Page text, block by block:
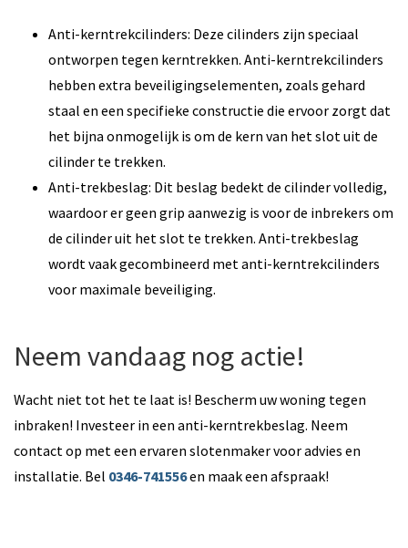
Anti-kerntrekcilinders: Deze cilinders zijn speciaal
ontworpen tegen kerntrekken. Anti-kerntrekcilinders
hebben extra beveiligingselementen, zoals gehard
staal en een specifieke constructie die ervoor zorgt dat
het bijna onmogelijk is om de kern van het slot uit de
cilinder te trekken.
Anti-trekbeslag: Dit beslag bedekt de cilinder volledig,
waardoor er geen grip aanwezig is voor de inbrekers om
de cilinder uit het slot te trekken. Anti-trekbeslag
wordt vaak gecombineerd met anti-kerntrekcilinders
voor maximale beveiliging.
Neem vandaag nog actie!
Wacht niet tot het te laat is! Bescherm uw woning tegen
inbraken! Investeer in een anti-kerntrekbeslag. Neem
contact op met een ervaren slotenmaker voor advies en
installatie. Bel 0346-741556en maak een afspraak!